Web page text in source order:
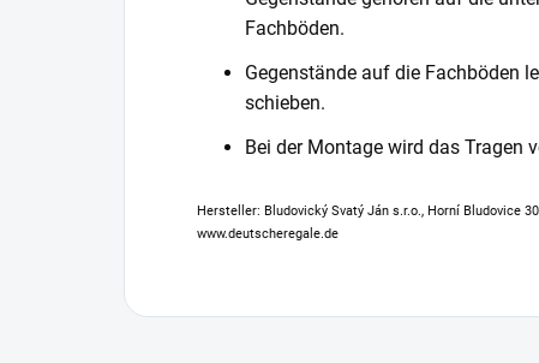
Fachböden.
Gegenstände auf die Fachböden
schieben.
Bei der Montage wird das Tragen
Hersteller: Bludovický Svatý Ján s.r.o., Horní Bludovice
www.deutscheregale.de